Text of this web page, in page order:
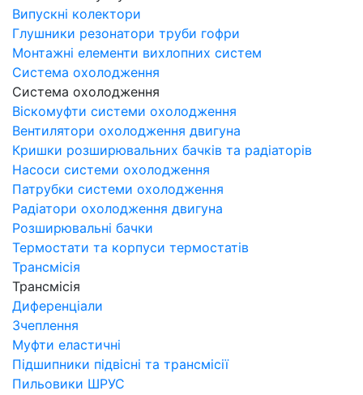
Випускні колектори
Глушники резонатори труби гофри
Монтажні елементи вихлопних систем
Система охолодження
Система охолодження
Віскомуфти системи охолодження
Вентилятори охолодження двигуна
Кришки розширювальних бачків та радіаторів
Насоси системи охолодження
Патрубки системи охолодження
Радіатори охолодження двигуна
Розширювальні бачки
Термостати та корпуси термостатів
Трансмісія
Трансмісія
Диференціали
Зчеплення
Муфти еластичні
Підшипники підвісні та трансмісії
Пильовики ШРУС